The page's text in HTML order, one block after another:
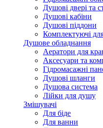
Душові двері та
Душові кабіни
Душові піддони
Комплектуючі
Душове обладнання
Аератори для
Аксесуари та
Гідромасажні
Душові шланги
Душова система
Лійки для душу
Змішувачі
Для біде
Для ванни